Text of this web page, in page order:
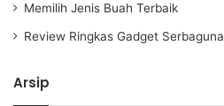
Memilih Jenis Buah Terbaik
Review Ringkas Gadget Serbaguna
Arsip